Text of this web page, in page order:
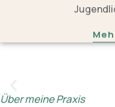
Über meine Praxis